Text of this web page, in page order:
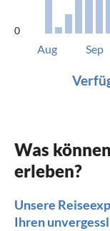
0
Aug Sep
Was
erleben?
Unsere
Ihren